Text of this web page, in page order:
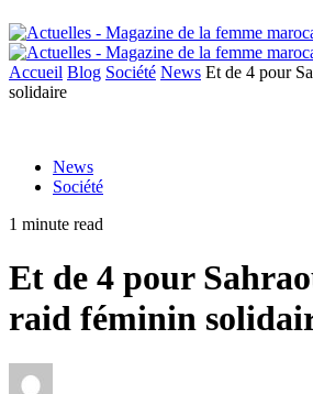
Accueil Blog Société News Et de 4 pour
solidaire
News
Société
1 minute read
Et de 4 pour
raid féminin